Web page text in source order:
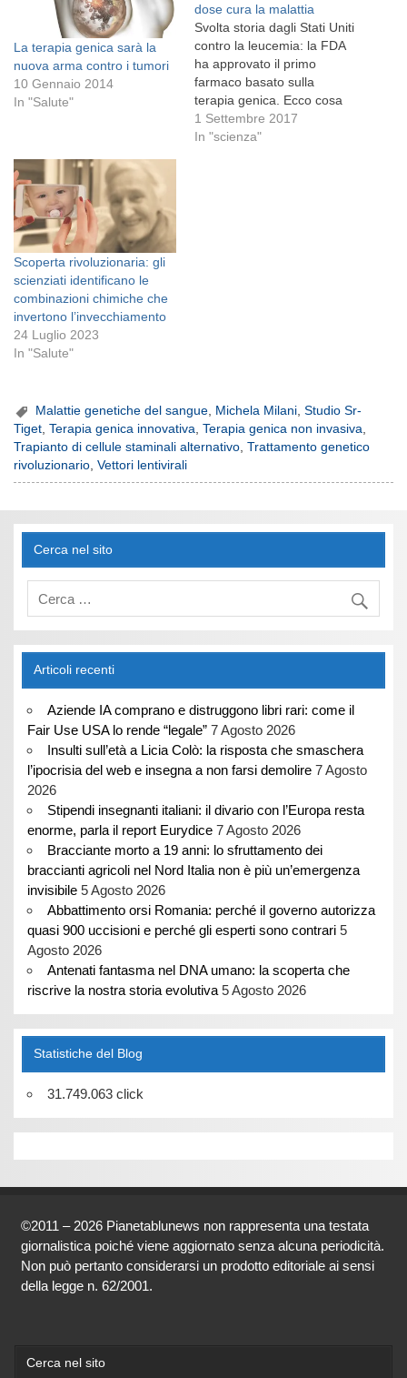
La terapia genica sarà la
nuova arma contro i tumori
10 Gennaio 2014
In "Salute"
dose cura la malattia
Svolta storia dagli Stati Uniti
contro la leucemia: la FDA
ha approvato il primo
farmaco basato sulla
terapia genica. Ecco cosa
significa e come cura la
malattia. di Zeina Ayache
1 Settembre 2017
In "scienza"
Scoperta rivoluzionaria: gli
scienziati identificano le
combinazioni chimiche che
invertono l’invecchiamento
24 Luglio 2023
In "Salute"
Malattie genetiche del sangue Michela Milani ,Studio Sr-
Tiget,Terapia genica innovativa,Terapia genica non invasiva,
Trapianto di cellule staminali alternativo,Trattamento genetico
rivoluzionario,Vettori lentivirali
Cerca nel sito
Articoli recenti
Aziende IA comprano e distruggono libri rari: come il
Fair Use USA lo rende “legale” 7 Agosto 2026
Insulti sull’età a Licia Colò: la risposta che smaschera
l’ipocrisia del web e insegna a non farsi demolire 7 Agosto
2026
Stipendi insegnanti italiani: il divario con l’Europa resta
enorme, parla il report Eurydice 7 Agosto 2026
Bracciante morto a 19 anni: lo sfruttamento dei
braccianti agricoli nel Nord Italia non è più un’emergenza
invisibile 5 Agosto 2026
Abbattimento orsi Romania: perché il governo autorizza
quasi 900 uccisioni e perché gli esperti sono contrari 5
Agosto 2026
Antenati fantasma nel DNA umano: la scoperta che
riscrive la nostra storia evolutiva 5 Agosto 2026
Statistiche del Blog
31.749.063 click
©2011 – 2026 Pianetablunews non rappresenta una testata
giornalistica poiché viene aggiornato senza alcuna periodicità.
Non può pertanto considerarsi un prodotto editoriale ai sensi
della legge n. 62/2001.
Cerca nel sito